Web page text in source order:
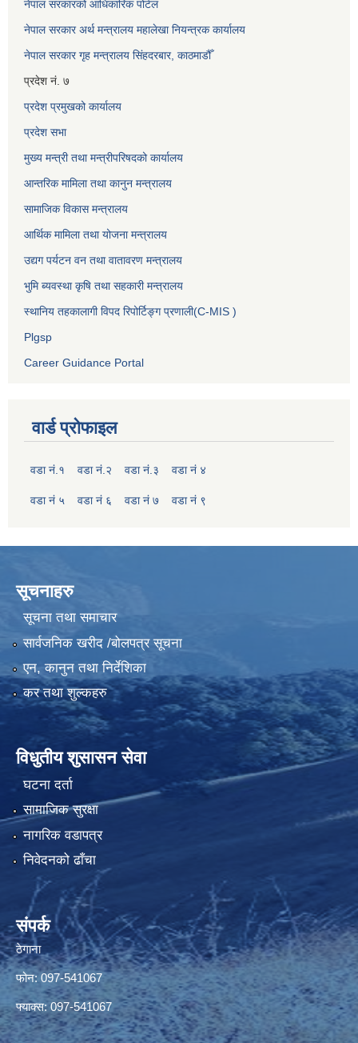
नेपाल सरकारको आधिकारिक पोर्टल
नेपाल सरकार अर्थ मन्त्रालय महालेखा नियन्त्रक कार्यालय
नेपाल सरकार गृह मन्त्रालय सिंहदरबार, काठमाडौँ
प्रदेश नं. ७
प्रदेश प्रमुखको कार्यालय
प्रदेश सभा
मुख्य मन्त्री तथा मन्त्रीपरिषदको कार्यालय
आन्तरिक मामिला तथा कानुन मन्त्रालय
सामाजिक विकास मन्त्रालय
आर्थिक मामिला तथा योजना मन्त्रालय
उद्यग पर्यटन वन तथा वातावरण मन्त्रालय
भुमि ब्यवस्था कृषि तथा सहकारी मन्त्रालय
स्थानिय तहकालागी विपद रिपोर्टिङ्ग प्रणाली(C-MIS )
Plgsp
Career Guidance Portal
वार्ड प्रोफाइल
वडा नं.१ वडा नं.२ वडा नं.३ वडा नं ४
वडा नं ५ वडा नं ६ वडा नं ७ वडा नं ९
सूचनाहरु
सूचना तथा समाचार
सार्वजनिक खरीद /बोलपत्र सूचना
एन, कानुन तथा निर्देशिका
कर तथा शुल्कहरु
विधुतीय शुसासन सेवा
घटना दर्ता
सामाजिक सुरक्षा
नागरिक वडापत्र
निवेदनको ढाँचा
संपर्क
ठेगाना
फोन: 097-541067
फ्याक्स: 097-541067